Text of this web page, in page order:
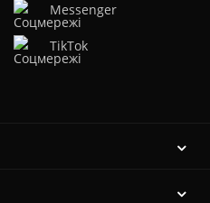
Messenger
TikTok